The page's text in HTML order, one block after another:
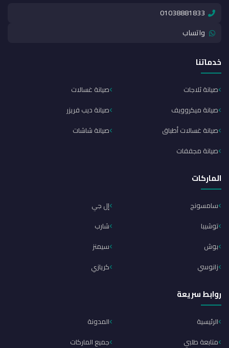
01038881833
واتساب
خدماتنا
صيانة ثلاجات
صيانة غسالات
صيانة ميكروويف
صيانة ديب فريزر
صيانة غسالات أطباق
صيانة شاشات
صيانة مجففات
الماركات
سامسونج
إل جي
توشيبا
شارب
بوش
سيمنز
زانوسي
كريازي
روابط سريعة
الرئيسية
المدونة
متابعة طلبي
جميع الماركات